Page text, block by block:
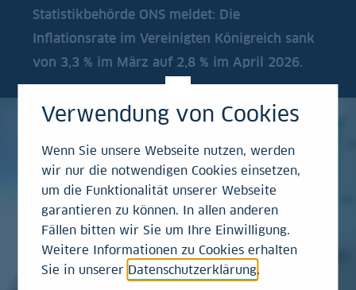
Statistikbehörde ONS meldet: Die
Inflationsrate im Vereinigten Königreich sank
von 3,3 % im März auf 2,8 % im April 2026.
Verwendung von Cookies
Wenn Sie unsere Webseite nutzen, werden
wir nur die notwendigen Cookies einsetzen,
um die Funktionalität unserer Webseite
garantieren zu können. In allen anderen
Fällen bitten wir Sie um Ihre Einwilligung.
Weitere Informationen zu Cookies erhalten
Sie in unserer Datenschutzerklärung